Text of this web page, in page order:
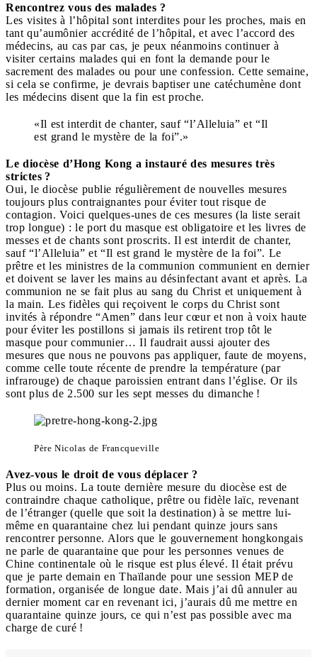
Rencontrez vous des malades ?
Les visites à l’hôpital sont interdites pour les proches, mais en
tant qu’aumônier accrédité de l’hôpital, et avec l’accord des
médecins, au cas par cas, je peux néanmoins continuer à
visiter certains malades qui en font la demande pour le
sacrement des malades ou pour une confession. Cette semaine,
si cela se confirme, je devrais baptiser une catéchumène dont
les médecins disent que la fin est proche.
«Il est interdit de chanter, sauf “l’Alleluia” et “Il
est grand le mystère de la foi”.»
Le diocèse d’Hong Kong a instauré des mesures très
strictes ?
Oui, le diocèse publie régulièrement de nouvelles mesures
toujours plus contraignantes pour éviter tout risque de
contagion. Voici quelques-unes de ces mesures (la liste serait
trop longue) : le port du masque est obligatoire et les livres de
messes et de chants sont proscrits. Il est interdit de chanter,
sauf “l’Alleluia” et “Il est grand le mystère de la foi”. Le
prêtre et les ministres de la communion communient en dernier
et doivent se laver les mains au désinfectant avant et après. La
communion ne se fait plus au sang du Christ et uniquement à
la main. Les fidèles qui reçoivent le corps du Christ sont
invités à répondre “Amen” dans leur cœur et non à voix haute
pour éviter les postillons si jamais ils retirent trop tôt le
masque pour communier… Il faudrait aussi ajouter des
mesures que nous ne pouvons pas appliquer, faute de moyens,
comme celle toute récente de prendre la température (par
infrarouge) de chaque paroissien entrant dans l’église. Or ils
sont plus de 2.500 sur les sept messes du dimanche !
Père Nicolas de Francqueville
Avez-vous le droit de vous déplacer ?
Plus ou moins. La toute dernière mesure du diocèse est de
contraindre chaque catholique, prêtre ou fidèle laïc, revenant
de l’étranger (quelle que soit la destination) à se mettre lui-
même en quarantaine chez lui pendant quinze jours sans
rencontrer personne. Alors que le gouvernement hongkongais
ne parle de quarantaine que pour les personnes venues de
Chine continentale où le risque est plus élevé. Il était prévu
que je parte demain en Thaïlande pour une session MEP de
formation, organisée de longue date. Mais j’ai dû annuler au
dernier moment car en revenant ici, j’aurais dû me mettre en
quarantaine quinze jours, ce qui n’est pas possible avec ma
charge de curé !